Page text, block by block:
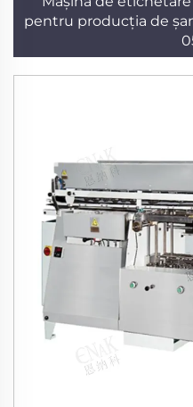
pentru producția de